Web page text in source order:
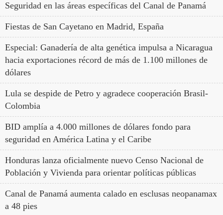
Seguridad en las áreas específicas del Canal de Panamá
Fiestas de San Cayetano en Madrid, España
Especial: Ganadería de alta genética impulsa a Nicaragua
hacia exportaciones récord de más de 1.100 millones de
dólares
Lula se despide de Petro y agradece cooperación Brasil-
Colombia
BID amplía a 4.000 millones de dólares fondo para
seguridad en América Latina y el Caribe
Honduras lanza oficialmente nuevo Censo Nacional de
Población y Vivienda para orientar políticas públicas
Canal de Panamá aumenta calado en esclusas neopanamax
a 48 pies